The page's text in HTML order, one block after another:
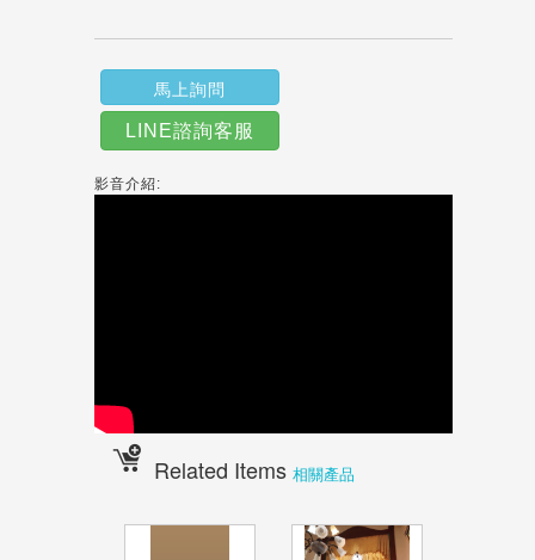
馬上詢問
LINE諮詢客服
影音介紹:
Related Items 相關產品